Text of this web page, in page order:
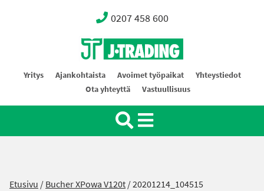
0207 458 600
Oy J-Trading Ab
Yritys Ajankohtaista Avoimet työpaikat
Yhteystiedot
Ota yhteyttä
Vastuullisuus
Etusivu /Bucher XPowa V120t/20201214_104515